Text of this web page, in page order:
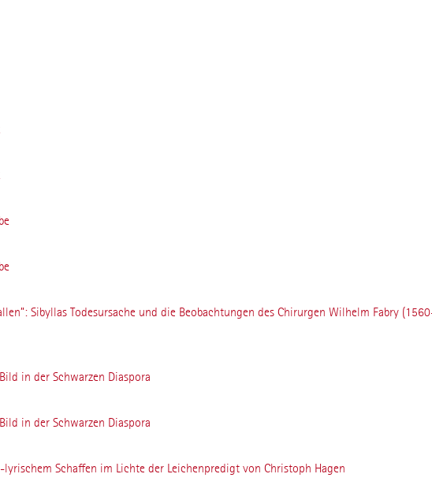
Sibyllas Todesursache und die Beobachtungen des Chirurgen Wilhelm Fabry
in der Schwarzen Diaspora
in der Schwarzen Diaspora
Schaffen im Lichte der Leichenpredigt von Christoph Hagen